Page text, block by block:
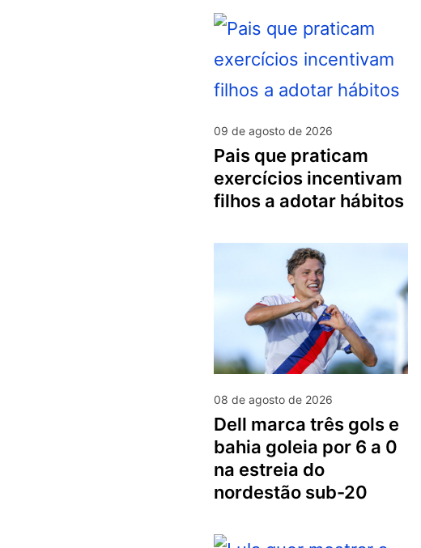
09 de agosto de 2026
pais que praticam
exercícios incentivam
filhos a adotar hábitos
08 de agosto de 2026
dell marca três gols e
bahia goleia por 6 a 0
na estreia do
nordestão sub-20